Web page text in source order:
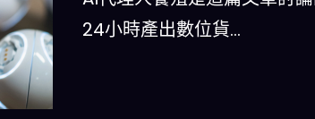
24小時產出數位貨…